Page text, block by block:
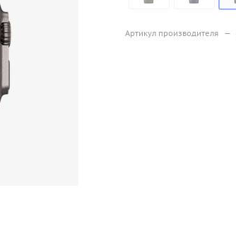
Артикул производителя —